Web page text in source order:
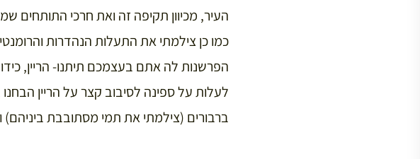
העיר, מכיוון תקיפה זה ואת חרכי התותחים
כמו כן צילמתי את התעלות הנהדרות
הפרשנות לה אתם בעצמכם תיתנו- הריין,
לעלות על ספינה לסיבוב קצר על הריין
ברבורים (צילמתי את תמי מסתובבת